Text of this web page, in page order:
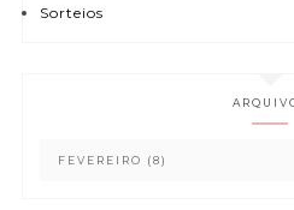
Sorteios